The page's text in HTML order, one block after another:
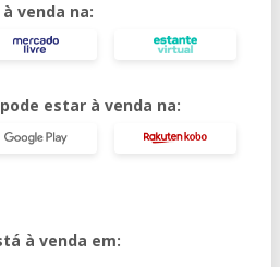
venda na:
estar à venda na:
à venda em: